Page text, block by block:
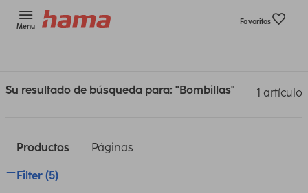
Menu
Favoritos
Su resultado de búsqueda para: "Bombillas" 1 artículo
Productos Páginas
Filter (5)